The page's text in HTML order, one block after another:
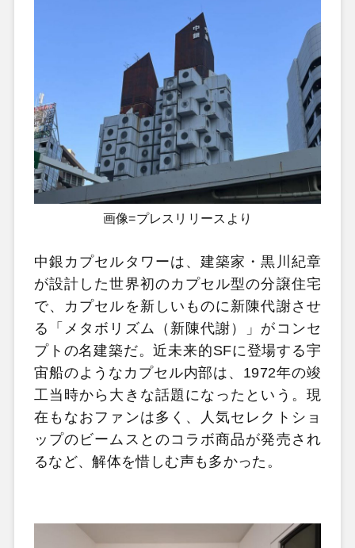
画像=プレスリリースより
中銀カプセルタワーは、建築家・黒川紀章
が設計した世界初のカプセル型の分譲住宅
で、カプセルを新しいものに新陳代謝させ
る「メタボリズム（新陳代謝）」がコンセ
プトの名建築だ。近未来的SFに登場する宇
宙船のようなカプセル内部は、1972年の竣
工当時から大きな話題になったという。現
在もなおファンは多く、人気セレクトショ
ップのビームスとのコラボ商品が発売され
るなど、解体を惜しむ声も多かった。